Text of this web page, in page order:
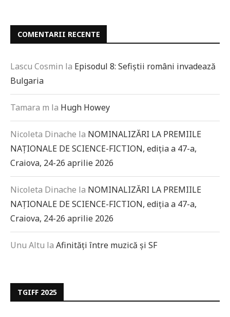
COMENTARII RECENTE
Lascu Cosmin la Episodul 8: Sefiștii români invadează
Bulgaria
Tamara m la Hugh Howey
Nicoleta Dinache la NOMINALIZĂRI LA PREMIILE
NAȚIONALE DE SCIENCE-FICTION, ediția a 47-a,
Craiova, 24-26 aprilie 2026
Nicoleta Dinache la NOMINALIZĂRI LA PREMIILE
NAȚIONALE DE SCIENCE-FICTION, ediția a 47-a,
Craiova, 24-26 aprilie 2026
Unu Altu la Afinități între muzică și SF
TGIFF 2025